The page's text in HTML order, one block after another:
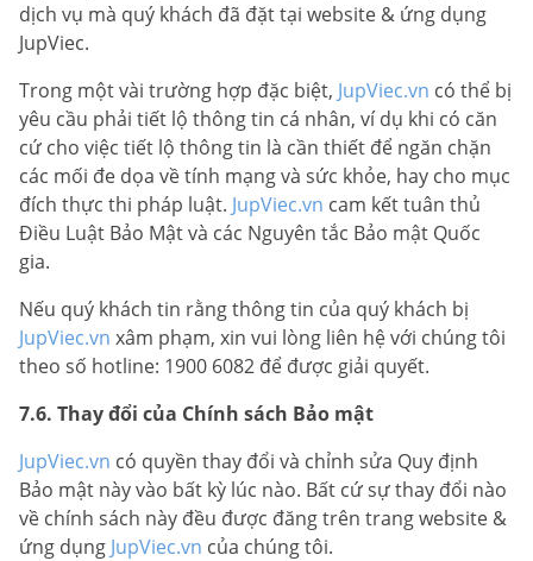
dịch vụ mà quý khách đã đặt tại website & ứng dụng
JupViec.
Trong một vài trường hợp đặc biệt, JupViec.vn có thể bị
yêu cầu phải tiết lộ thông tin cá nhân, ví dụ khi có căn
cứ cho việc tiết lộ thông tin là cần thiết để ngăn chặn
các mối đe dọa về tính mạng và sức khỏe, hay cho mục
đích thực thi pháp luật. JupViec.vn cam kết tuân thủ
Điều Luật Bảo Mật và các Nguyên tắc Bảo mật Quốc
gia.
Nếu quý khách tin rằng thông tin của quý khách bị
JupViec.vn xâm phạm, xin vui lòng liên hệ với chúng tôi
theo số hotline: 1900 6082 để được giải quyết.
7.6. Thay đổi của Chính sách Bảo mật
JupViec.vn có quyền thay đổi và chỉnh sửa Quy định
Bảo mật này vào bất kỳ lúc nào. Bất cứ sự thay đổi nào
về chính sách này đều được đăng trên trang website &
ứng dụng JupViec.vn của chúng tôi.